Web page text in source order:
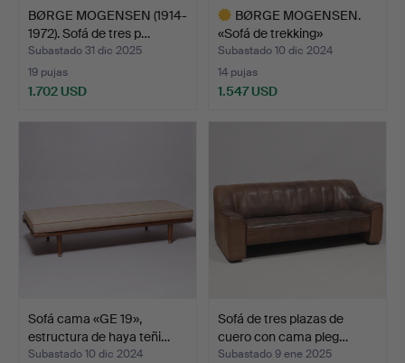
BØRGE MOGENSEN (1914-
1972). Sofá de tres p…
Subastado 31 dic 2025
19 pujas
1.702 USD
BØRGE MOGENSEN.
«Sofá de trekking»
indepen…
Subastado 10 dic 2024
14 pujas
1.547 USD
Sofá cama «GE 19»,
estructura de haya teñi…
Subastado 10 dic 2024
Sofá de tres plazas de
cuero con cama pleg…
Subastado 9 ene 2025